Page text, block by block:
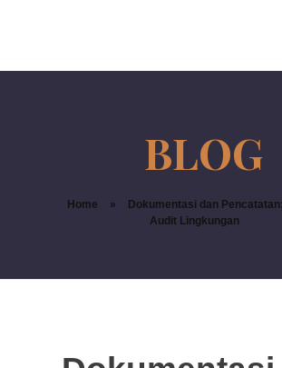
Home »
Dokumentasi dan
Audit Lingkungan